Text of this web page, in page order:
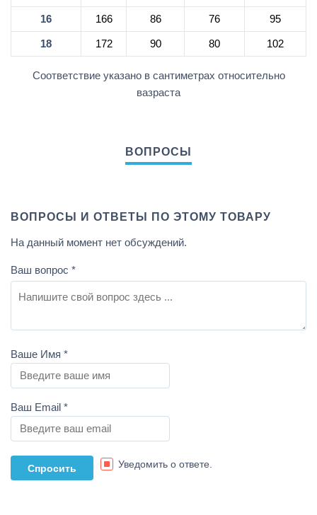
16 166 86 76 95
18 172 90 80 102
Соответствие указано в сантиметрах относительно
вазраста
ВОПРОСЫ И ОТВЕТЫ ПО ЭТОМУ ТОВАРУ
На данный момент нет обсуждений.
Ваш вопрос *
Ваше Имя *
Ваш Email *
Уведомить о ответе.